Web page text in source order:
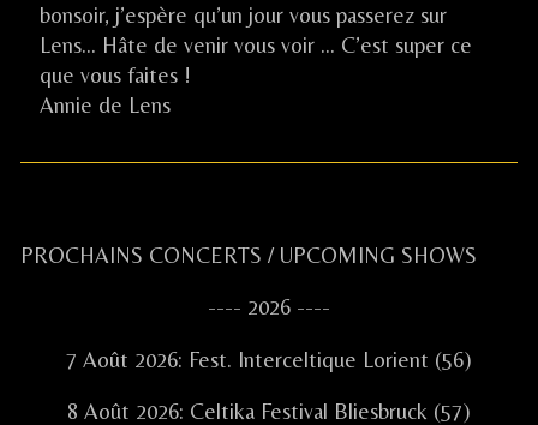
published
on
bonsoir, j’espère qu’un jour vous passerez sur
Lens… Hâte de venir vous voir … C’est super ce
que vous faites !
Annie de Lens
Primary
PROCHAINS CONCERTS / UPCOMING SHOWS
---- 2026 ----
7 Août 2026: Fest. Interceltique Lorient (56)
8 Août 2026: Celtika Festival Bliesbruck (57)